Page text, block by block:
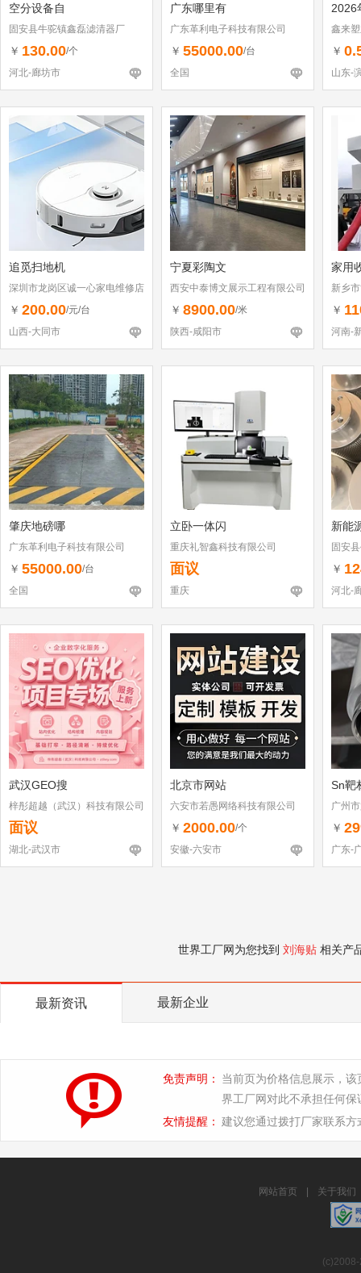
空分设备自
固安县牛驼镇鑫磊滤清器厂
￥ 130.00/个
河北-廊坊市
广东哪里有
广东革利电子科技有限公司
￥ 55000.00/台
全国
2026
鑫来
￥
山东-
追觅扫地机
深圳市龙岗区诚一心家电维修店
（个体工商户）
￥ 200.00/元/台
山西-大同市
宁夏彩陶文
西安中泰博文展示工程有限公司
￥ 8900.00/米
陕西-咸阳市
家用
新乡
￥
河南-
肇庆地磅哪
广东革利电子科技有限公司
￥ 55000.00/台
全国
立卧一体闪
重庆礼智鑫科技有限公司
面议
重庆
新能
固安
￥
河北-
武汉GEO搜
梓彤超越（武汉）科技有限公司
面议
湖北-武汉市
北京市网站
六安市若愚网络科技有限公司
￥ 2000.00/个
安徽-六安市
Sn靶
广州
￥
广东-
世界工厂网为您找到 刘海贴 相关产
最新资讯 最新企业
免责声明：
当前页为价格信息展示，
界工厂网对此不承担任何保
友情提醒： 建议您通过拨打厂家联系
网站首页 关于我们